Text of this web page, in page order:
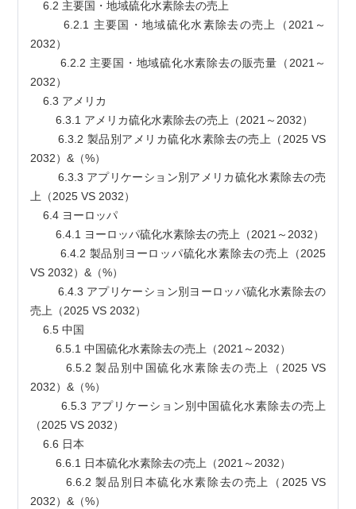
    6.2 主要国・地域硫化水素除去の売上
        6.2.1 主要国・地域硫化水素除去の売上（2021～
2032）
2032）
    6.3 アメリカ
        6.3.1 アメリカ硫化水素除去の売上（2021～2032）
        6.3.2 製品別アメリカ硫化水素除去の売上（2025 VS
2032）&（%）
上（2025 VS 2032）
    6.4 ヨーロッパ
        6.4.1 ヨーロッパ硫化水素除去の売上（2021～2032）
VS 2032）&（%）
売上（2025 VS 2032）
    6.5 中国
        6.5.1 中国硫化水素除去の売上（2021～2032）
2032）&（%）
（2025 VS 2032）
    6.6 日本
        6.6.1 日本硫化水素除去の売上（2021～2032）
2032）&（%）